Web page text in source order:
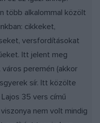
több alkalommal közölt
cikkeket,
versfordításokat
Itt jelent meg
város peremén (akkor
sír. Itt közölte
35 vers című
nem volt mindig